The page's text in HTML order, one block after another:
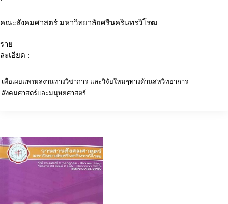
คณะสังคมศาสตร์ มหาวิทยาลัยศรีนครินทรวิโรฒ
ราย
ละเอียด :
เพื่อเผยแพร่ผลงานทางวิชาการ และวิจัยใหม่ๆทางด้านสหวิทยาการ
สังคมศาสตร์และมนุษยศาสตร์